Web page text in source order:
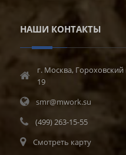
НАШИ КОНТАКТЫ
г. Москва, Гороховский
19
smr@mwork.su
(499) 263-15-55
Смотреть карту